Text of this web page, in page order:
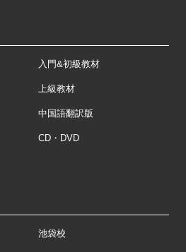
入門&初級教材
上級教材
中国語翻訳版
CD・DVD
池袋校